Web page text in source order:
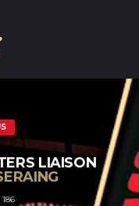
LIAISON
186